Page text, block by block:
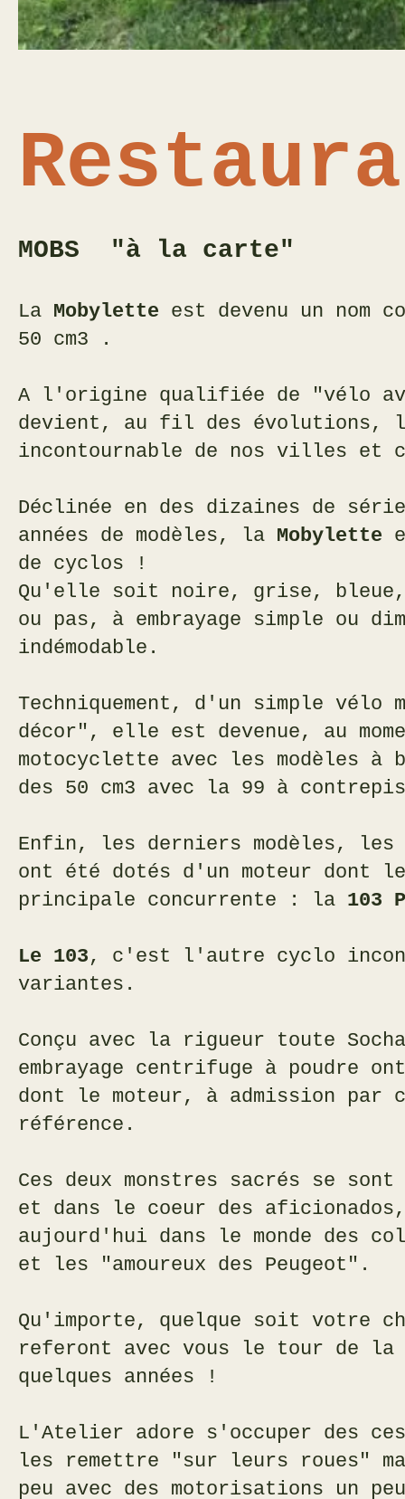
MOBS "à la carte"
La Mobylette est devenu un nom
50 cm3 .
A l'origine qualifiée de "vélo
devient, au fil des évolutions,
incontournable de nos villes et
Déclinée en des dizaines de
années de modèles, la Mobylette
de cyclos !
Qu'elle soit noire, grise, bleue,
ou pas, à embrayage simple ou
indémodable.
Techniquement, d'un simple
décor", elle est devenue, au
motocyclette avec les modèles
des 50 cm3 avec la 99 à
Enfin, les derniers modèles,
ont été dotés d'un moteur dont
principale concurrente : la 103
Le 103, c'est l'autre cyclo
variantes.
Conçu avec la rigueur toute
embrayage centrifuge à poudre
dont le moteur, à admission par
référence.
Ces deux monstres sacrés se
et dans le coeur des
aujourd'hui dans le monde des
et les "amoureux des Peugeot".
Qu'importe, quelque soit votre
referont avec vous le tour de
quelques années !
L'Atelier adore s'occuper des
les remettre "sur leurs roues"
peu avec des motorisations un